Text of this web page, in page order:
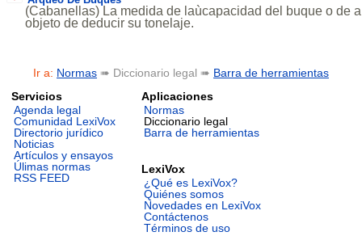
(Cabanellas) La medida de laùcapacidad del buque o de
objeto de deducir su tonelaje.
Ir a: Normas ➠ Diccionario legal ➠ Barra de herramientas
Servicios
Agenda legal
Comunidad LexiVox
Directorio jurídico
Noticias
Artículos y ensayos
Úlimas normas
RSS FEED
Aplicaciones
Normas
Diccionario legal
Barra de herramientas
LexiVox
¿Qué es LexiVox?
Quiénes somos
Novedades en LexiVox
Contáctenos
Términos de uso